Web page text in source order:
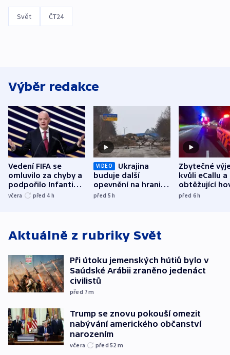
Svět ČT24
Výběr redakce
Vedení FIFA se
omluvilo za chyby a
podpořilo Infantina.
UEFA trvá na
včera před 4 h
VIDEO
Ukrajina
buduje další
opevnění na hranici
s Běloruskem
před 5h
Zbytečné
kvůli eCallu a
obtěžující
zdržují
před 6h
Aktuálně z rubriky Svět
Při útoku jemenských hútiů bylo v
Saúdské Arábii zraněno jedenáct
civilistů
před 7m
Trump se znovu pokouší omezit
nabývání amerického občanství
narozením
včera před 52 m